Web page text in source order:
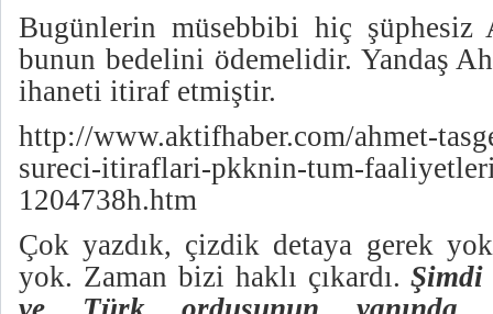
Bugünlerin müsebbibi hiç
bunun bedelini ödemelidir. Yandaş
ihaneti itiraf etmiştir.
http://www.aktifhaber.com/ahmet-
sureci-itiraflari-pkknin-tum-
1204738h.htm
Çok yazdık, çizdik detaya gerek
yok. Zaman bizi haklı çıkardı.Şimdi